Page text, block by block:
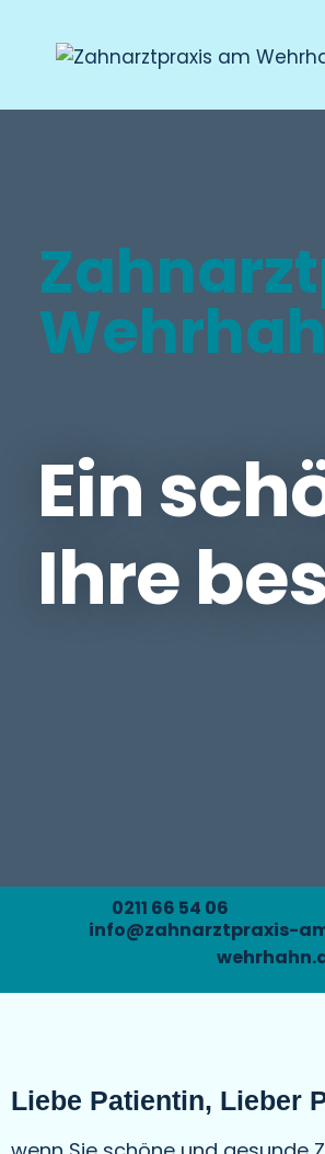
Ein
Ihre
0211 66 54 06
info@zahnarztpraxis-
Liebe Patientin, Lieber